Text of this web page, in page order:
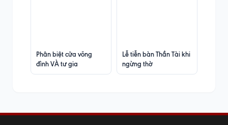
Phân biệt cửa võng
đình VÀ tư gia
Lễ tiễn bàn Thần Tài khi
ngừng thờ